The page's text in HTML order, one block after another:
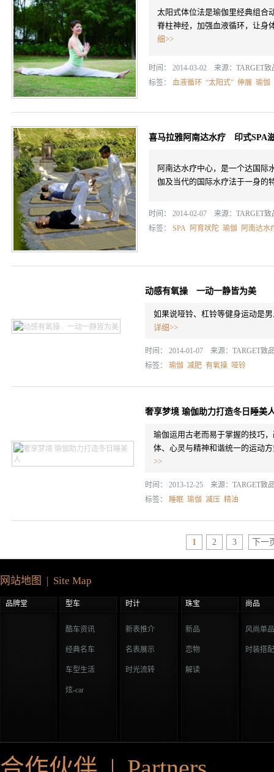
太阳式体位法是瑜伽里经典组合
脊柱神经，加强血液循环，让身
细>>
时间： 2014-03-02 来源： TARGET致
标签： 血液循环 “太阳式” 伸展 瑜伽
喜马拉雅阿南达水疗 印式SPA
阿南达水疗中心，是一个达国际
伽及当代的国际水疗法于一身的
时间： 2014-02-07 来源： TARGET致
标签： SPA 阿育吠陀 瑜伽 阿南达水
动感有氧操 一动一静皆为美
如果说哑铃、杠铃等健身运动是
详细>>
时间： 2014-01-07 来源： TARGET致
标签： 瑜伽 减肥 有氧操 哑铃
奢享梦境 瑜伽助力打造冬日睡美
瑜伽运用古老而易于掌握的技巧
体、心灵与精神和谐统一的运动
>>
时间： 2013-12-25 来源： TARGET致
标签： 睡眠 瑜伽 减压 精油
1 2 3 下一
网站地图 | Site Map
品牌堂 型车 时计 珠宝 尚品
酷车资讯
经典名车
车型生活
炫-car
新表推介
名表展示
时光流转
新品
恋物
解读
风尚单品
时装搭配